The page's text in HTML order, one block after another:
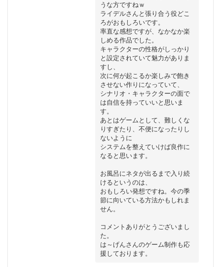
うな方ですねｗ
ライデルさんと張り合う役どこ
ろがおもしろいです。
率直な感想ですが、なかなか楽
しめる作品でした。
キャラクターの性格がしっかり
と設定されていて魅力がありま
すし、
次に何が起こるか楽しみで飽き
させない作りになっていて、
シナリオ・キャラクターの面で
は自信を持っていいと思いま
す。
あとはゲームとして、難しくな
りすぎたり、不便になったりし
ないように
システムを整えていけば良作に
なると思います。
お風呂にネタが出るまで入り続
けるというのは、
おもしろい発想ですね。今の季
節に向いている方法かもしれま
せん。
コメントありがとうございまし
た。
は～げんさんのゲーム制作も応